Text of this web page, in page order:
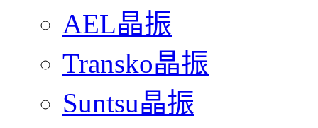
AEL晶振
Transko晶振
Suntsu晶振